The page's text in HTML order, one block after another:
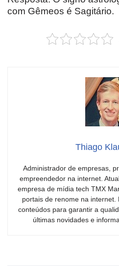
com Gêmeos é Sagitário.
Thiago
Administrador de empresas,
empreendedor na internet.
empresa de mídia tech TMX
portais de renome na internet.
conteúdos para garantir a
últimas novidades e